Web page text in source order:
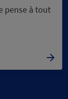
pense à tout